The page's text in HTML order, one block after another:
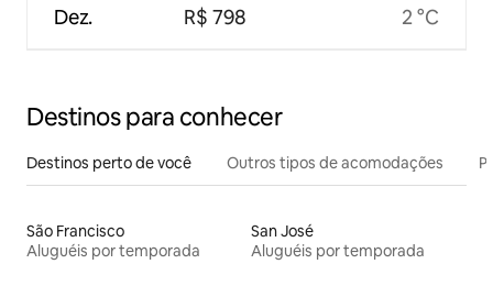
Dez. R$ 798 2 °C
Destinos para conhecer
Destinos perto de você Outros tipos de acomodações
São Francisco
Aluguéis por temporada
San José
Aluguéis por temporada